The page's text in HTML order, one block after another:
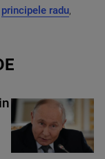
principele radu,